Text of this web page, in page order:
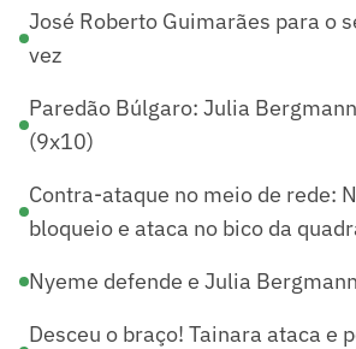
José Roberto Guimarães para o
vez
Paredão Búlgaro: Julia
(9x10)
Contra-ataque no meio de rede:
bloqueio e ataca no bico da
Nyeme defende e Julia
Desceu o braço! Tainara ataca e